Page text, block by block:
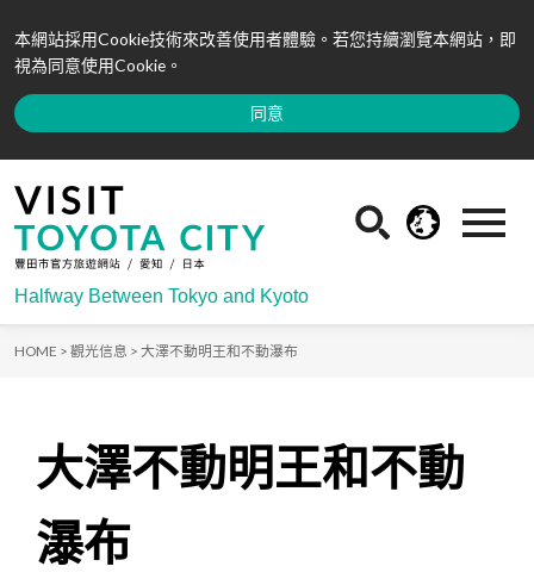
本網站採用Cookie技術來改善使用者體驗。若您持續瀏覽本網站，即
視為同意使用Cookie。
同意
Halfway Between Tokyo and Kyoto
HOME > 觀光信息 > 大澤不動明王和不動瀑布
大澤不動明王和不動
瀑布